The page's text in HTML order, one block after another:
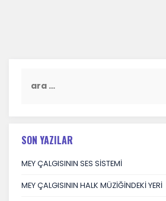
SON YAZILAR
MEY ÇALGISININ SES SİSTEMİ
MEY ÇALGISININ HALK MÜZİĞİNDEKİ YERİ